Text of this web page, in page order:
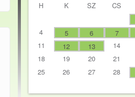
H K SZ CS
4
5 6 7
11
12 13 14
18
19 20 21
25
26 27 28